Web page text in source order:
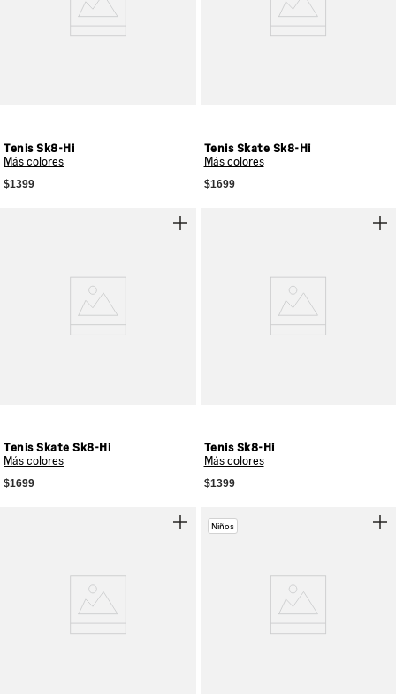
Tenis Sk8-Hi
Más colores
$1399
Tenis Skate Sk8-Hi
Más colores
$1699
Tenis Skate Sk8-Hi
Más colores
$1699
Tenis Sk8-Hi
Más colores
$1399
Niños